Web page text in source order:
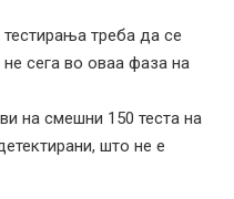
треба да се
сега во оваа фаза на
на смешни 150 теста на
што не е